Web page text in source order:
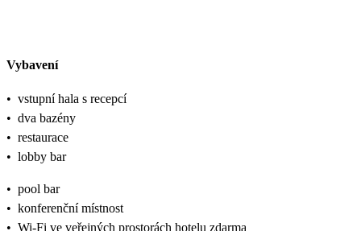
Vybavení
• vstupní hala s recepcí
• dva bazény
• restaurace
• lobby bar
• pool bar
• konferenční místnost
• Wi-Fi ve veřejných prostorách hotelu zdarma